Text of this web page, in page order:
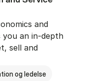
and
you an in-depth
sell and
og ledelse